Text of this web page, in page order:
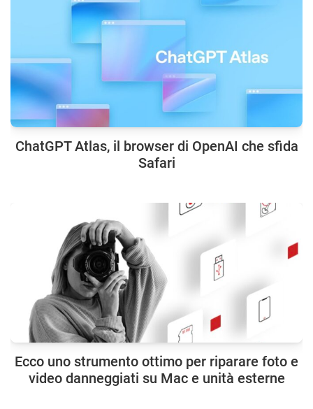
ChatGPT Atlas, il browser di OpenAI che sfida
Safari
Ecco uno strumento ottimo per riparare foto e
video danneggiati su Mac e unità esterne